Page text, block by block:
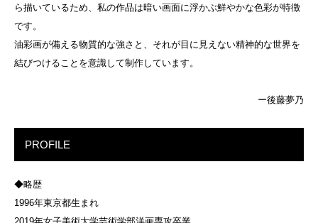
ら描いているため、私の作品は暗い画面に浮かぶ鮮やかな色彩が特徴
です。
油彩画が備える物質的な強さと、それが目に見えない精神的な世界を
結びつけることを意識して制作しています。
ー後藤夢乃
PROFILE
◆略歴
1996年東京都生まれ